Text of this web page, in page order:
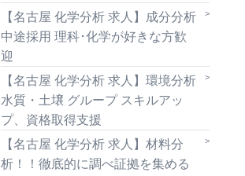
【名古屋 化学分析 求人】成分分析
中途採用 理科･化学が好きな方歓
迎
【名古屋 化学分析 求人】環境分析
水質・土壌 グループ スキルアッ
プ、資格取得支援
【名古屋 化学分析 求人】材料分
析！！徹底的に調べ証拠を集める